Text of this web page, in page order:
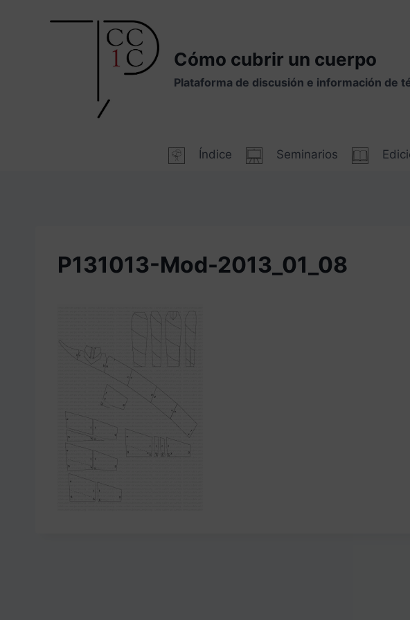
Cómo cubrir un cuerpo
Plataforma de discusión e información de
Índice Seminarios
P131013-Mod-2013_01_08